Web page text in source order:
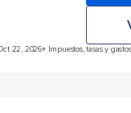
22, 2026+ Impuestos, tasas y